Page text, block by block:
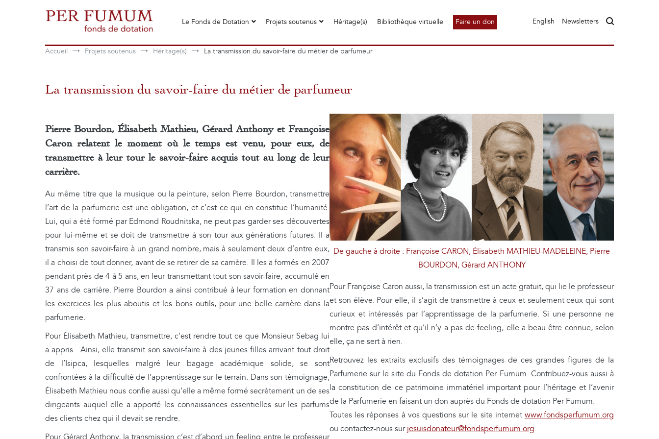
Per Fumum
Le Fonds de Dotation Projets soutenus Héritage(s) Bibliothèque virtuelle Faire un don English Newsletters
Accueil Projets soutenus Héritage(s) La transmission du savoir-faire du métier de parfumeur
La transmission du savoir-faire du métier de parfumeur
Pierre Bourdon, Élisabeth Mathieu, Gérard Anthony et Françoise
Caron relatent le moment où le temps est venu, pour eux, de
transmettre à leur tour le savoir-faire acquis tout au long de leur
carrière.
Au même titre que la musique ou la peinture, selon Pierre Bourdon, transmettre
l’art de la parfumerie est une obligation, et c’est ce qui en constitue l’humanité.
Lui, qui a été formé par Edmond Roudnitska, ne peut pas garder ses découvertes
pour lui-même et se doit de transmettre à son tour aux générations futures. Il a
transmis son savoir-faire à un grand nombre, mais à seulement deux d’entre eux,
il a choisi de tout donner, avant de se retirer de sa carrière. Il les a formés en 2007
pendant près de 4 à 5 ans, en leur transmettant tout son savoir-faire, accumulé en
37 ans de carrière. Pierre Bourdon a ainsi contribué à leur formation en donnant
les exercices les plus aboutis et les bons outils, pour une belle carrière dans la
parfumerie.
Pour Élisabeth Mathieu, transmettre, c’est rendre tout ce que Monsieur Sebag lui
a appris. Ainsi, elle transmit son savoir-faire à des jeunes filles arrivant tout droit
de l’Isipca, lesquelles malgré leur bagage académique solide, se sont
confrontées à la difficulté de l’apprentissage sur le terrain. Dans son témoignage,
Élisabeth Mathieu nous confie aussi qu’elle a même formé secrètement un de ses
dirigeants auquel elle a apporté les connaissances essentielles sur les parfums
des clients chez qui il devait se rendre.
De gauche à droite : Françoise CARON, Élisabeth MATHIEU-MADELEINE, Pierre
BOURDON, Gérard ANTHONY
Pour Françoise Caron aussi, la transmission est un acte gratuit, qui lie le professeur
et son élève. Pour elle, il s’agit de transmettre à ceux et seulement ceux qui sont
curieux et intéressés par l’apprentissage de la parfumerie. Si une personne ne
montre pas d’intérêt et qu’il n’y a pas de feeling, elle a beau être connue, selon
elle, ça ne sert à rien.
Retrouvez les extraits exclusifs des témoignages de ces grandes figures de la
Parfumerie sur le site du Fonds de dotation Per Fumum. Contribuez-vous aussi à
la constitution de ce patrimoine immatériel important pour l’héritage et l’avenir
de la Parfumerie en faisant un don auprès du Fonds de dotation Per Fumum.
Toutes les réponses à vos questions sur le site internet www.fondsperfumum.org
ou contactez-nous sur jesuisdonateur@fondsperfumum.org.